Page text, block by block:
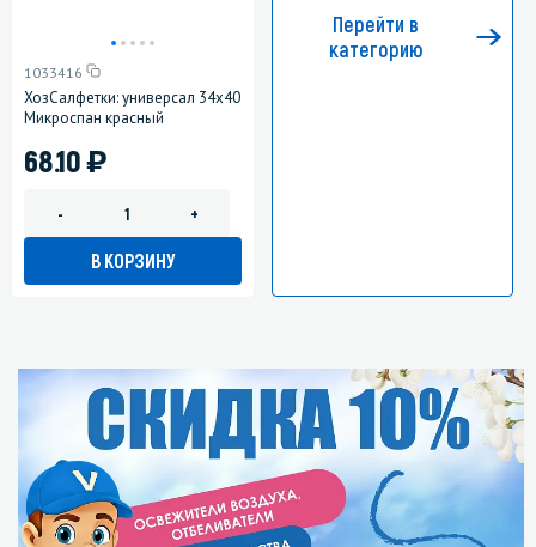
1033416
ХозСалфетки: универсал 34х40
Микроспан красный
68.10)
- +
В КОРЗИНУ
Перейти в
категорию